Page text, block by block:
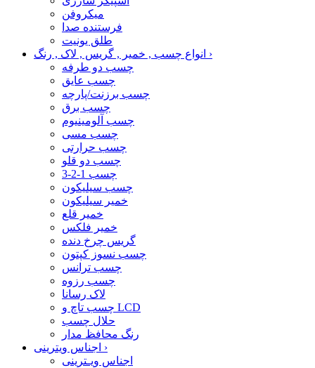
میکروفن
فرستنده صدا
طلق یونیت
›
چسب دو طرفه
چسب عایق
چسب برزنت/پارچه
چسب برق
چسب آلومینیوم
چسب مسی
چسب حرارتی
چسب دو قلو
چسب 1-2-3
چسب سیلیکون
خمیر سیلیکون
خمیر قلع
خمیر فلکس
گریس چرخ دنده
چسب نسوز کپتون
چسب ترانس
چسب رزوه
لاک رسانا
چسب تاچ و LCD
حلال چسب
رنگ محافظ مدار
›
اجناس ویـترینی